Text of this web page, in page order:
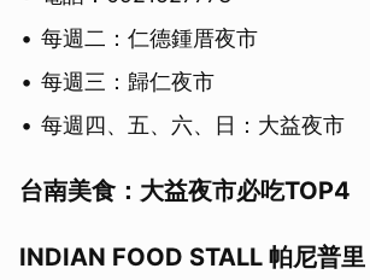
每週二：仁德鍾厝夜市
每週三：歸仁夜市
每週四、五、六、日：大益夜市
台南美食：大益夜市必吃TOP4
INDIAN FOOD STALL 帕尼普